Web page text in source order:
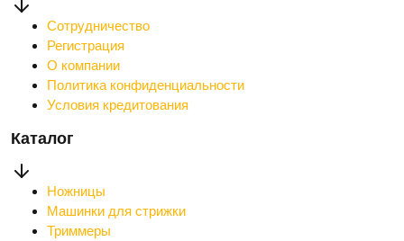
Сотрудничество
Регистрация
О компании
Политика конфиденциальности
Условия кредитования
Каталог
Ножницы
Машинки для стрижки
Триммеры